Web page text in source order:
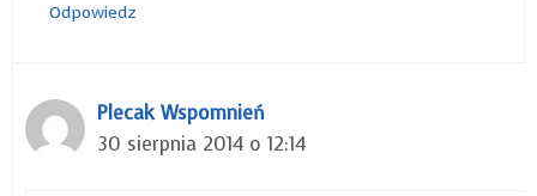
Odpowiedz
Plecak Wspomnień
30 sierpnia 2014 o 12:14